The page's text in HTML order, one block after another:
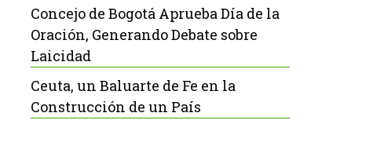
Concejo de Bogotá Aprueba Día de la
Oración, Generando Debate sobre
Laicidad
Ceuta, un Baluarte de Fe en la
Construcción de un País